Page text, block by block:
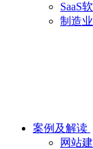
SaaS
制造
案例及解读
网站